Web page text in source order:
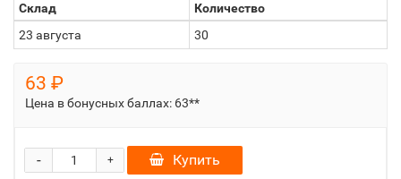
Склад
Количество
23 августа
30
63 ₽
Цена в бонусных баллах: 63**
+
- Купить